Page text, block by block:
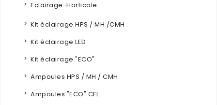
Eclairage-Horticole
Kit éclairage HPS / MH /CMH
Kit éclairage LED
Kit éclairage "ECO"
Ampoules HPS / MH / CMH
Ampoules "ECO" CFL